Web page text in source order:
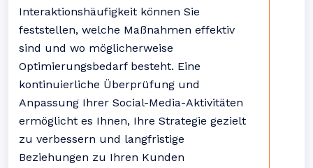
Interaktionshäufigkeit können Sie
feststellen, welche Maßnahmen effektiv
sind und wo möglicherweise
Optimierungsbedarf besteht. Eine
kontinuierliche Überprüfung und
Anpassung Ihrer Social-Media-Aktivitäten
ermöglicht es Ihnen, Ihre Strategie gezielt
zu verbessern und langfristige
Beziehungen zu Ihren Kunden